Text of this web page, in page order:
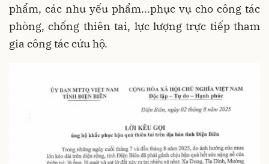
phẩm, các nhu yếu phẩm...phục vụ cho công tác
phòng, chống thiên tai, lực lượng trực tiếp tham
gia công tác cứu hộ.